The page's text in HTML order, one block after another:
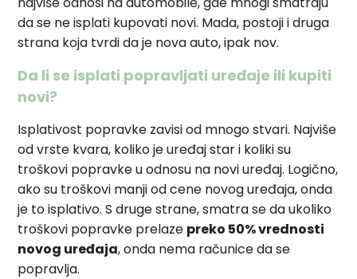
da se ne isplati kupovati novi. Mada, postoji i druga
strana koja tvrdi da je nova auto, ipak nov.
Da li se isplati popravljati uređaje ili kupiti
novi?
Isplativost popravke zavisi od mnogo stvari. Najviše
od vrste kvara, koliko je uređaj star i koliki su
troškovi popravke u odnosu na novi uređaj. Logično,
ako su troškovi manji od cene novog uređaja, onda
je to isplativo. S druge strane, smatra se da ukoliko
troškovi popravke prelaze preko 50% vrednosti
novog uređaja, onda nema računice da se
popravlja.